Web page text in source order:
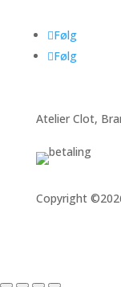
Følg
Følg
Atelier Clot,
Copyright